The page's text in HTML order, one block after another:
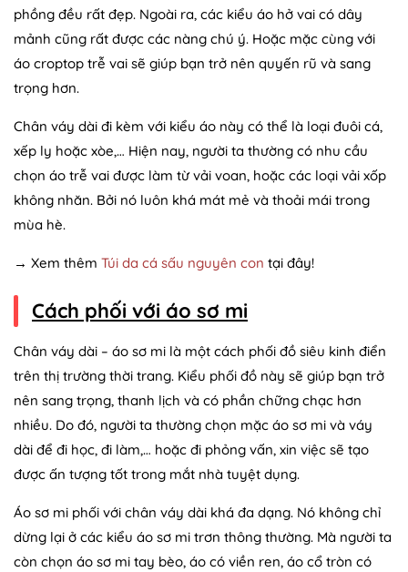
phồng đều rất đẹp. Ngoài ra, các kiểu áo hở vai có dây
mảnh cũng rất được các nàng chú ý. Hoặc mặc cùng với
áo croptop trễ vai sẽ giúp bạn trở nên quyến rũ và sang
trọng hơn.
Chân váy dài đi kèm với kiểu áo này có thể là loại đuôi cá,
xếp ly hoặc xòe,… Hiện nay, người ta thường có nhu cầu
chọn áo trễ vai được làm từ vải voan, hoặc các loại vải xốp
không nhăn. Bởi nó luôn khá mát mẻ và thoải mái trong
mùa hè.
→ Xem thêm Túi da cá sấu nguyên con tại đây!
Cách phối với áo sơ mi
Chân váy dài – áo sơ mi là một cách phối đồ siêu kinh điển
trên thị trường thời trang. Kiểu phối đồ này sẽ giúp bạn trở
nên sang trọng, thanh lịch và có phần chững chạc hơn
nhiều. Do đó, người ta thường chọn mặc áo sơ mi và váy
dài để đi học, đi làm,… hoặc đi phỏng vấn, xin việc sẽ tạo
được ấn tượng tốt trong mắt nhà tuyệt dụng.
Áo sơ mi phối với chân váy dài khá đa dạng. Nó không chỉ
dừng lại ở các kiểu áo sơ mi trơn thông thường. Mà người ta
còn chọn áo sơ mi tay bèo, áo có viền ren, áo cổ tròn có